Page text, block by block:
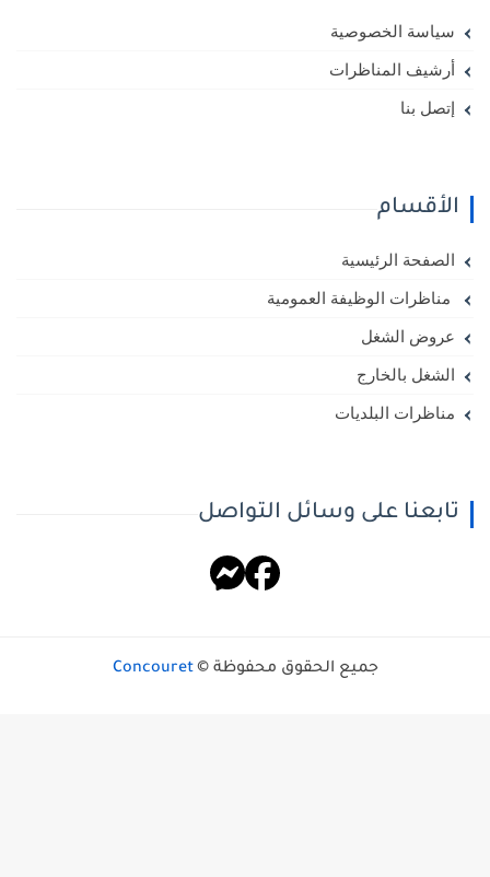
سياسة الخصوصية
أرشيف المناظرات
إتصل بنا
الأقسام
الصفحة الرئيسية
مناظرات الوظيفة العمومية
عروض الشغل
الشغل بالخارج
مناظرات البلديات
تابعنا على وسائل التواصل
جميع الحقوق محفوظة © Concouret